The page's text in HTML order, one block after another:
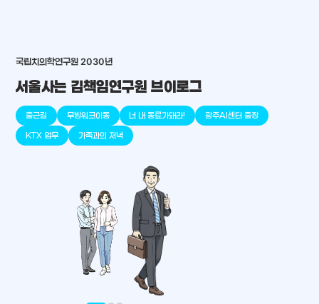
충청남도place
place
place place
place place
국립치의학연구원 2030년
서울사는 김책임연구원 브이로그
출근길 무빙워크이동 너 내 동료가돼라! 광주AI센터 출장
KTX 업무 가족과의 저녁